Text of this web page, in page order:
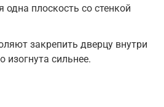
плоскость со стенкой
закрепить дверцу внутри
сильнее.